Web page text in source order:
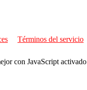
Términos del servicio
con JavaScript activado